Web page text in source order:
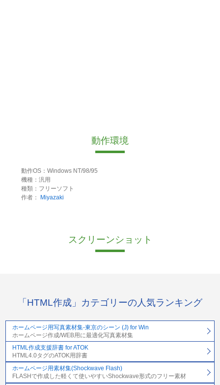
動作環境
動作OS：Windows NT/98/95
機種：汎用
種類：フリーソフト
作者：
Miyazaki
スクリーンショット
「HTML作成」カテゴリーの人気ランキング
ホームページ用写真素材集-東京のシーン (J) for Win
ホームページ作成/WEB用に最適化写真素材集
HTML作成支援辞書 for ATOK
HTML4.0タグのATOK用辞書
ホームページ用素材集(Shockwave Flash)
FLASHで作成した軽くて使いやすいShockwave形式のフリー素材